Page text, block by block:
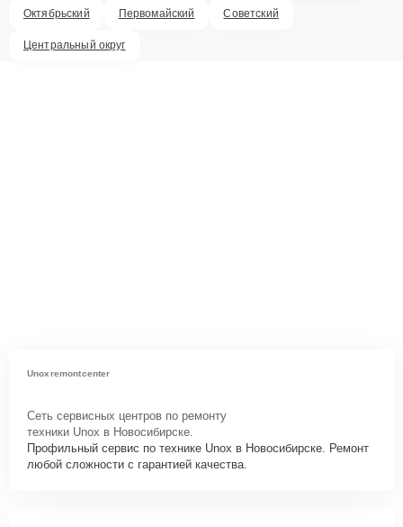
Октябрьский Первомайский Советский
Центральный округ
Unoxremontcenter
Сеть сервисных центров по ремонту
техники Unox в Новосибирске.
Профильный сервис по технике Unox в Новосибирске. Ремонт
любой сложности с гарантией качества.